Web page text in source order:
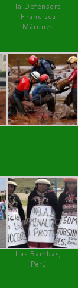
la Defensora
Francisca
Márquez
Las Bambas,
Perú